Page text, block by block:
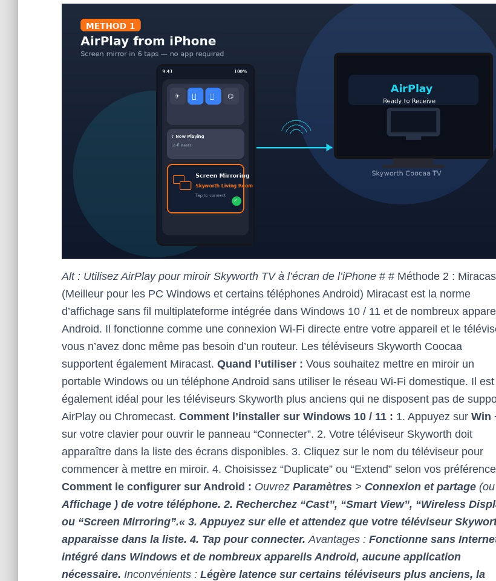
Alt : Utilisez AirPlay pour miroir Skyworth TV à l’écran de l’iPhone # # Méthode 2 :
(Meilleur pour les PC Windows et certains téléphones Android) Miracast est la norme
d’affichage sans fil multiplateforme intégrée dans Windows 10 / 11 et de nombreux
Android. Il fonctionne comme une connexion Wi-Fi directe entre votre appareil et le
vous n’avez donc même pas besoin d’un routeur. Les téléviseurs Skyworth Coocaa
supportent également Miracast. Quand l’utiliser : Vous souhaitez mettre en miroir un
portable Windows ou un téléphone Android sans utiliser le réseau Wi-Fi domestique. Il est
également idéal pour les téléviseurs Skyworth plus anciens qui ne disposent pas de
AirPlay ou Chromecast. Comment l’installer sur Windows 10 / 11 : 1. Appuyez sur Win
sur votre clavier pour ouvrir le panneau “Connecter”. 2. Votre téléviseur Skyworth doit
apparaître dans la liste des écrans disponibles. 3. Cliquez sur le nom du téléviseur pour
commencer à mettre en miroir. 4. Choisissez “Duplicate” ou “Extend” selon vos
Comment le configurer sur Android : Ouvrez Paramètres > Connexion et partage (ou
Affichage ) de votre téléphone. 2. Recherchez “Cast”, “Smart View”, “Wireless
ou “Screen Mirroring”.« 3. Appuyez sur elle et attendez que votre téléviseur
apparaisse dans la liste. 4. Tap pour connecter. Avantages : Fonctionne sans
intégré dans Windows et de nombreux appareils Android, aucune application
nécessaire. Inconvénients : Légère latence sur certains téléviseurs plus anciens, la